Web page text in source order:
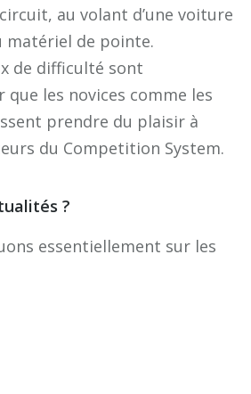
au volant d’une voiture
matériel de pointe.
de difficulté sont
les novices comme les
prendre du plaisir à
du Competition System.
?
essentiellement sur les